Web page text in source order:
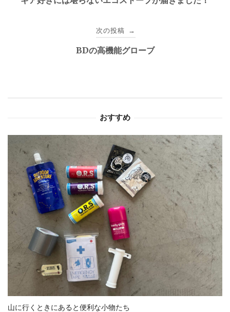
次の投稿 →
BDの高機能グローブ
おすすめ
山に行くときにあると便利な小物たち